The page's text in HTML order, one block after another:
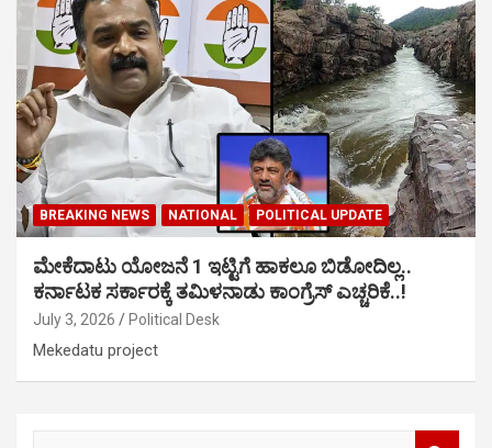
BREAKING NEWS NATIONAL POLITICAL UPDATE
ಮೇಕೆದಾಟು ಯೋಜನೆ 1 ಇಟ್ಟಿಗೆ ಹಾಕಲೂ ಬಿಡೋದಿಲ್ಲ..
ಕರ್ನಾಟಕ ಸರ್ಕಾರಕ್ಕೆ ತಮಿಳನಾಡು ಕಾಂಗ್ರೆಸ್ ಎಚ್ಚರಿಕೆ..!
July 3, 2026 Political Desk
Mekedatu project